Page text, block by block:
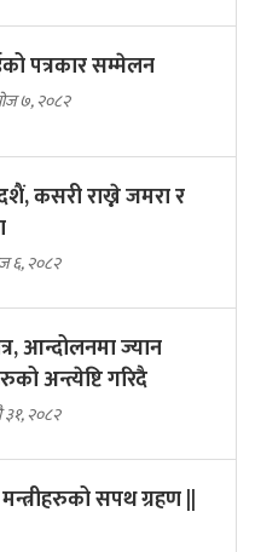
पत्रकार सम्मेलन
७, २०८२
कसरी राख्ने जमरा र
६, २०८२
आन्दोलनमा ज्यान
अन्त्येष्टि गरिदै
२०८२
सपथ ग्रहण ||